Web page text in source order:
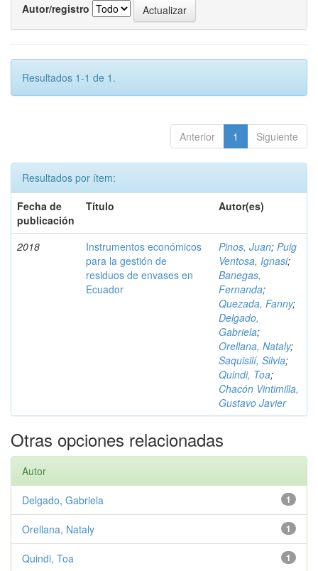
Autor/registro
Resultados 1-1 de 1.
Anterior 1 Siguiente
Resultados por ítem:
Fecha de
publicación
Título Autor(es)
2018
Instrumentos económicos
para la gestión de
residuos de envases en
Ecuador
Pinos, Juan; Puig
Ventosa, Ignasi;
Banegas,
Fernanda;
Quezada, Fanny;
Delgado,
Gabriela;
Orellana, Nataly;
Saquisilí, Silvia;
Quindi, Toa;
Chacón Vintimilla,
Gustavo Javier
Otras opciones relacionadas
Autor
1
Delgado, Gabriela
1
Orellana, Nataly
1
Quindi, Toa